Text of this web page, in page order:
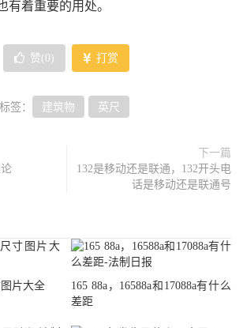
有着重要的用处。
赞( 0 ) 打赏
标签： 建筑物 英尺
下一篇
132是移动还是联通，132开头电
话是移动还是联通号
片大全
165 88a，16588a和17088a有什么
差距